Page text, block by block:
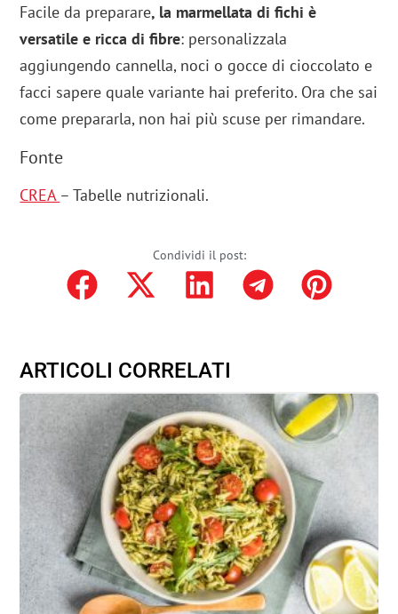
Facile da preparare, la marmellata di fichi è
versatile e ricca di fibre: personalizzala
aggiungendo cannella, noci o gocce di cioccolato e
facci sapere quale variante hai preferito. Ora che sai
come prepararla, non hai più scuse per rimandare.
Fonte
CREA – Tabelle nutrizionali.
Condividi il post:
ARTICOLI CORRELATI